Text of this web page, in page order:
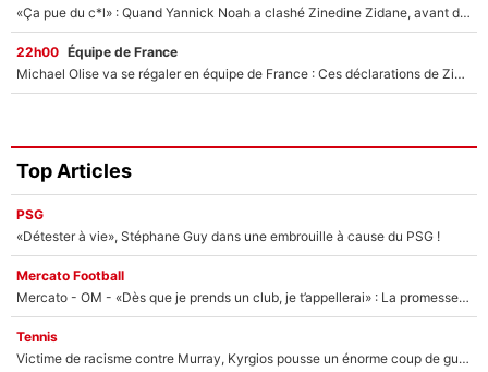
«Ça pue du c*l» : Quand Yannick Noah a clashé Zinedine Zidane, avant de se faire recadrer par le nouveau sélectionneur de l'équipe de France !
22h00 Équipe de France
Michael Olise va se régaler en équipe de France : Ces déclarations de Zinedine Zidane qui prouvent qu'il va tout miser sur la star du Bayern Munich !
Top Articles
PSG
«Détester à vie», Stéphane Guy dans une embrouille à cause du PSG !
Mercato Football
Mercato - OM - «Dès que je prends un club, je t’appellerai» : La promesse de Marcelino au moment de claquer la porte
Tennis
Victime de racisme contre Murray, Kyrgios pousse un énorme coup de gueule !